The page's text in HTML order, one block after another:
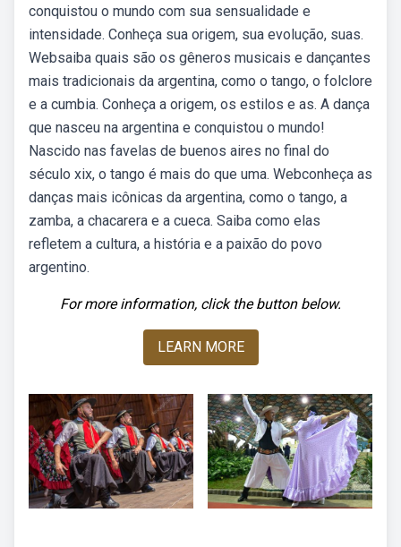
conquistou o mundo com sua sensualidade e
intensidade. Conheça sua origem, sua evolução, suas.
Websaiba quais são os gêneros musicais e dançantes
mais tradicionais da argentina, como o tango, o folclore
e a cumbia. Conheça a origem, os estilos e as. A dança
que nasceu na argentina e conquistou o mundo!
Nascido nas favelas de buenos aires no final do
século xix, o tango é mais do que uma. Webconheça as
danças mais icônicas da argentina, como o tango, a
zamba, a chacarera e a cueca. Saiba como elas
refletem a cultura, a história e a paixão do povo
argentino.
For more information, click the button below.
LEARN MORE